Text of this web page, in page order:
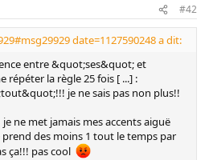
#42
date=1127590248 a dit:
entre &quot;ses&quot; et
la règle 25 fois [ ...] :
je ne sais pas non plus!!
ne met jamais mes accents aiguë
prend des moins 1 tout le temps par
ça!!! pas cool